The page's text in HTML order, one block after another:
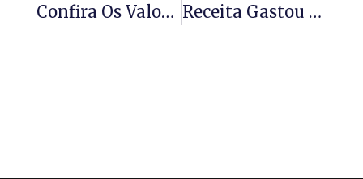
Confira Os Valores Atualizados Estabelecidos Na Lei Nº 14.133, De 1º De Abril De 2021 Receita Gastou R$ 722 Mil Com Desenvolvimento Do Split Payment Até Dezembro De 2025